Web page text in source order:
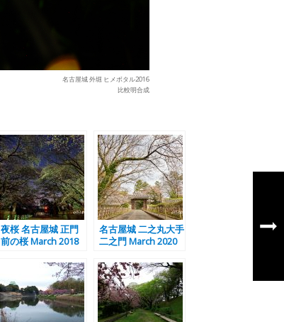
名古屋城 外堀 ヒメボタル2016
比較明合成
夜桜 名古屋城 正門
前の桜 March 2018
名古屋城 二之丸大手
二之門 March 2020